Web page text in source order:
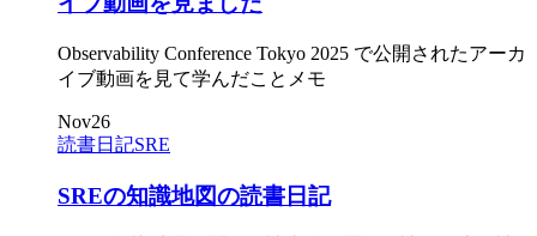
Observability Conference Tokyo 2025 で公開されたアーカ
イブ動画を見て学んだことメモ
Nov26
読書日記SRE
SREの知識地図の読書日記